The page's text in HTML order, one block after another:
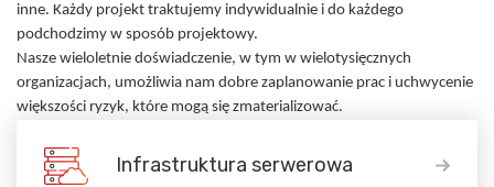
Infrastruktura serwerowa
inne. Każdy projekt traktujemy indywidualnie i do każdego
podchodzimy w sposób projektowy.
Nasze wieloletnie doświadczenie, w tym w wielotysięcznych
organizacjach, umożliwia nam dobre zaplanowanie prac i uchwycenie
większości ryzyk, które mogą się zmaterializować.